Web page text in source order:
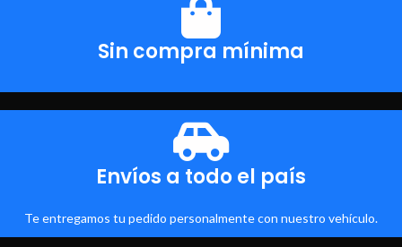
Sin compra mínima
Envíos a todo el país
Te entregamos tu pedido personalmente con nuestro vehículo.